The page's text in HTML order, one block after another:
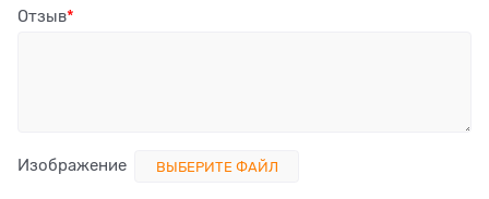
Отзыв
Изображение ВЫБЕРИТЕ ФАЙЛ